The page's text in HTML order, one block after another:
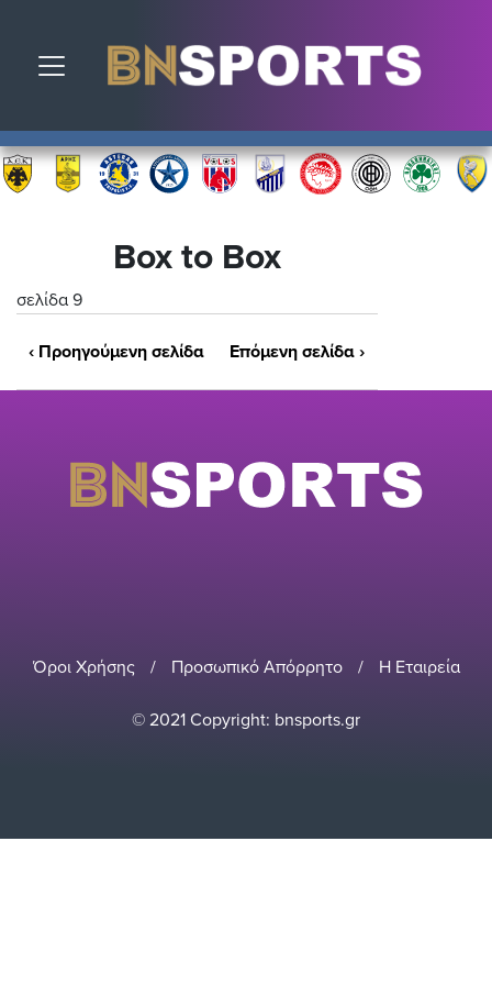
Toggle navigation
Box to Box
σελίδα 9
‹ Προηγούμενη σελίδα Επόμενη σελίδα ›
Όροι Χρήσης / Προσωπικό Απόρρητο / Η Εταιρεία
© 2021 Copyright: bnsports.gr